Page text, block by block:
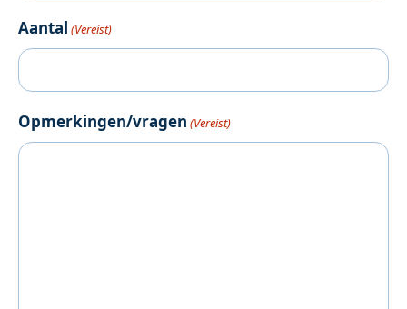
Aantal (Vereist)
Opmerkingen/vragen (Vereist)